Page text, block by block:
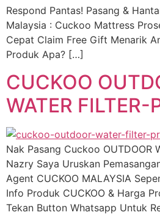
Respond Pantas! Pasang &
Malaysia : Cuckoo Mattress
Cepat Claim Free Gift Menarik
Produk Apa? […]
CUCKOO
WATER FILTER-
Nak Pasang Cuckoo OUTDOOR
Nazry Saya Uruskan
Agent CUCKOO MALAYSIA
Info Produk CUCKOO & Harga
Tekan Button Whatsapp Untuk